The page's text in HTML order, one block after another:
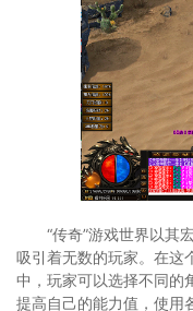
“传奇”游戏世界以其
吸引着无数的玩家。在这
中，玩家可以选择不同的
提高自己的能力值，使用